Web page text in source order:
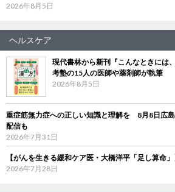
2026年8月5日
ヘルスケア
現代書林から新刊『こんなときに
考塾の15人の医師や薬剤師が執筆
2026年8月5日
重症筋無力症への正しい知識と理解を 8月8日広
配信も
2026年7月31日
【がんを生きる緩和ケア医・大橋洋平「足し算命
2026年7月28日